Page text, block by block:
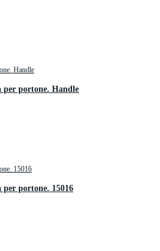
per portone. Handle
portone. 15016